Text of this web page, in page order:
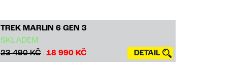
TREK MARLIN 6 GEN 3
SKLADEM
23 490 KČ
18 990 KČ DETAIL